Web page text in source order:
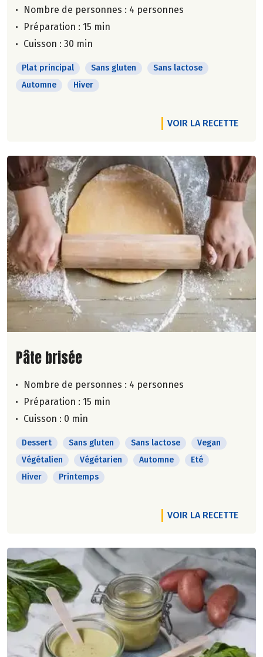
Nombre de personnes : 4 personnes
Préparation : 15 min
Cuisson : 30 min
Plat principal Sans gluten
Sans lactose
Automne
Hiver
VOIR LA RECETTE
Lire la suite de la recette
Pâte brisée
Nombre de personnes : 4 personnes
Préparation : 15 min
Cuisson : 0 min
Dessert Sans gluten Sans lactose
Vegan
Végétalien
Végétarien Automne
Eté
Hiver
Printemps
VOIR LA RECETTE